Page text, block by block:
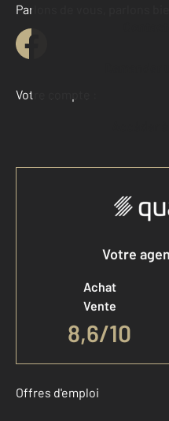
Parlons de vous, parlons
Votre compte :
Accéder
Votre
Achat
Vente
8,6/10
Offres d'emploi